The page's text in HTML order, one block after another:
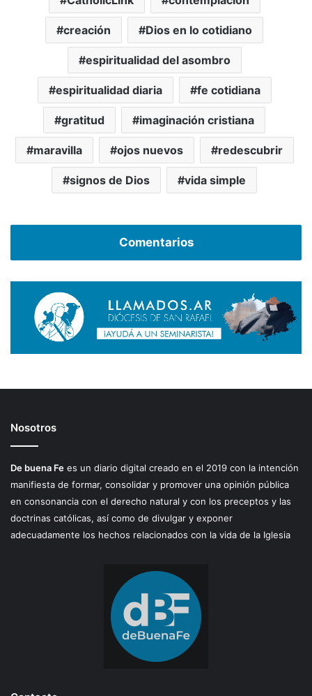
creación Dios en lo cotidiano
espiritualidad del asombro
espiritualidad diaria fe cotidiana
gratitud imaginación cristiana
maravilla ojos nuevos redescubrir
signos de Dios vida simple
Comentarios
Nosotros
De buena Fe es un diario digital creado en el 2019 con la intención
manifiesta de formar, consolidar y promover una opinión pública
en consonancia con el derecho natural y con los preceptos y las
doctrinas católicas, así como de divulgar y exponer
adecuadamente los hechos relacionados con la vida de la Iglesia